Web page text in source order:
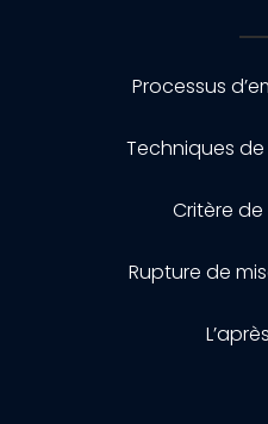
Processus
Techniques
Critère
Rupture de